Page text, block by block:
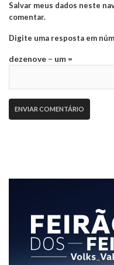
Salvar meus dados neste
comentar.
Digite uma resposta em
dezenove − um =